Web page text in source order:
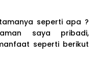
seperti apa ?
saya pribadi,
seperti berikut